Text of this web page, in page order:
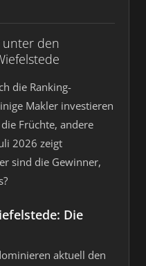
unter den
die Ranking-
Makler investieren
Früchte, andere
2026 zeigt
sind die Gewinner,
Die
aktuell den